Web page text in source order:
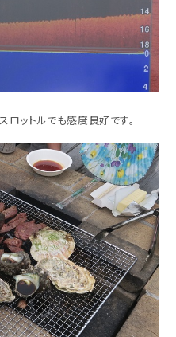
ットルでも感度良好です。